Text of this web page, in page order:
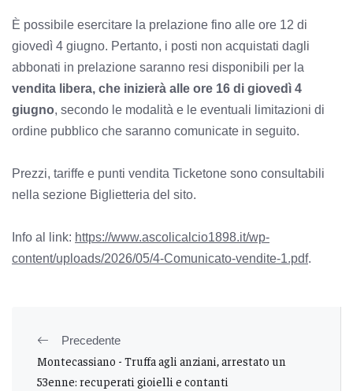
È possibile esercitare la prelazione fino alle ore 12 di
giovedì 4 giugno. Pertanto, i posti non acquistati dagli
abbonati in prelazione saranno resi disponibili per la
vendita libera, che inizierà alle ore 16 di giovedì 4
giugno, secondo le modalità e le eventuali limitazioni di
ordine pubblico che saranno comunicate in seguito.
Prezzi, tariffe e punti vendita Ticketone sono consultabili
nella sezione Biglietteria del sito.
Info al link: https://www.ascolicalcio1898.it/wp-
content/uploads/2026/05/4-Comunicato-vendite-1.pdf.
Precedente
Montecassiano - Truffa agli anziani, arrestato un
53enne: recuperati gioielli e contanti